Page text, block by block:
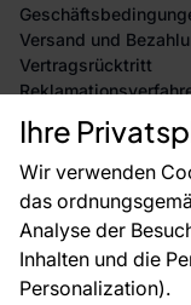
Ihre
Wir verwenden
das
Analyse der
Inhalten und die
Personalization).
Versand und
Vertragsrücktritt
Rücksendung von
CE-Zertifizierung
Großhandel
Raumvisualisierung
FÜR SIE
Blog